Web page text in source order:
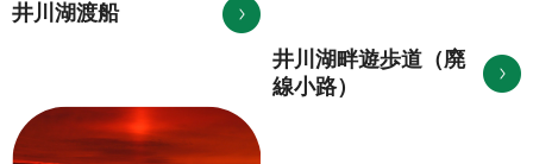
井川湖渡船
井川湖畔遊歩道（廃
線小路）